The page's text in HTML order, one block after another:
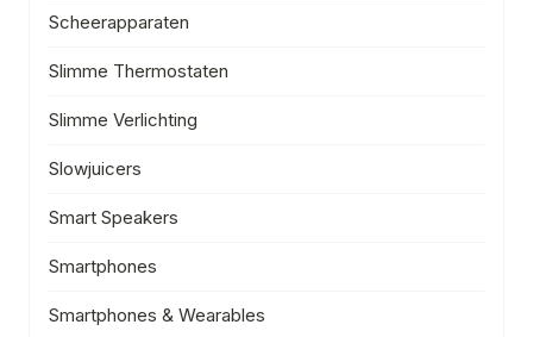
Scheerapparaten
Slimme Thermostaten
Slimme Verlichting
Slowjuicers
Smart Speakers
Smartphones
Smartphones & Wearables